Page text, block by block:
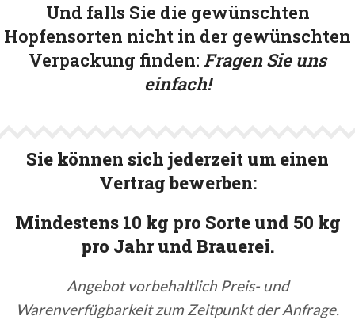
Und falls Sie die gewünschten
Hopfensorten nicht in der gewünschten
Verpackung finden: Fragen Sie uns
einfach!
Sie können sich jederzeit um einen
Vertrag bewerben:
Mindestens 10 kg pro Sorte und 50 kg
pro Jahr und Brauerei.
Angebot vorbehaltlich Preis- und
Warenverfügbarkeit zum Zeitpunkt der Anfrage.